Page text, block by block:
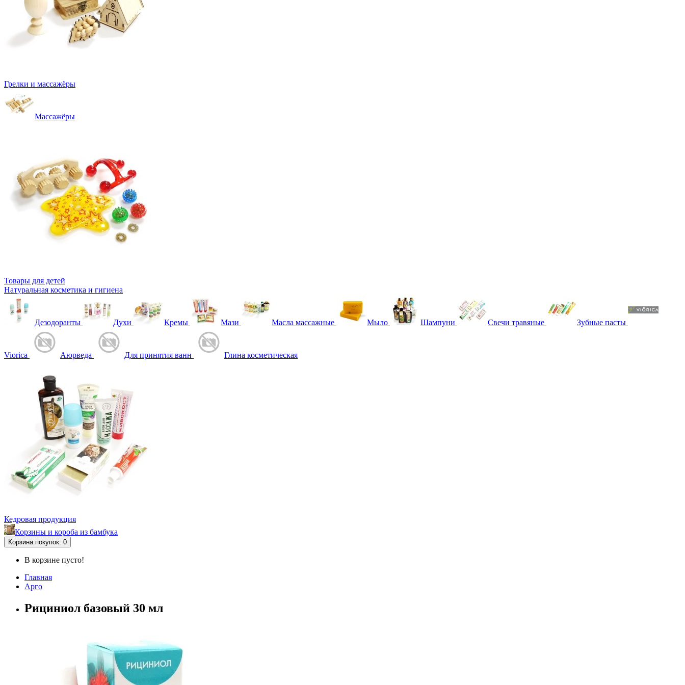
Грелки и массажёры
Массажёры
Товары для детей
Натуральная косметика и гигиена
Дезодоранты Духи Кремы Мази Масла массажные Мыло Шампуни Свечи травяные Зубные пасты
Viorica Аюрведа Для принятия ванн Глина косметическая
Кедровая продукция
Корзины и короба из бамбука
Корзинапокупок: 0
В корзине пусто!
Главная
Арго
Рициниол базовый 30 мл